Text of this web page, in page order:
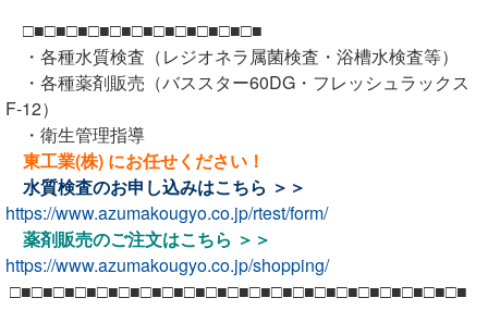
□■□■□■□■□■□■□■□■□■□■□■
・各種水質検査（レジオネラ属菌検査・浴槽水検査等）
・各種薬剤販売（バススター60DG・フレッシュラックス
F-12）
・衛生管理指導
東工業(株) にお任せください！
水質検査のお申し込みはこちら ＞＞
https://www.azumakougyo.co.jp/rtest/form/
薬剤販売のご注文はこちら ＞＞
https://www.azumakougyo.co.jp/shopping/
□■□■□■□■□■□■□■□■□■□■□■□■□■□■□■□■□■□■□■□■□■